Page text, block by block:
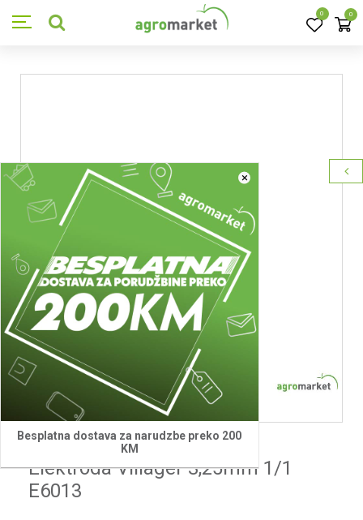
0 0
×
Besplatna dostava za narudzbe preko 200
KM
Villager
Elektroda Villager 3,25mm 1/1
E6013